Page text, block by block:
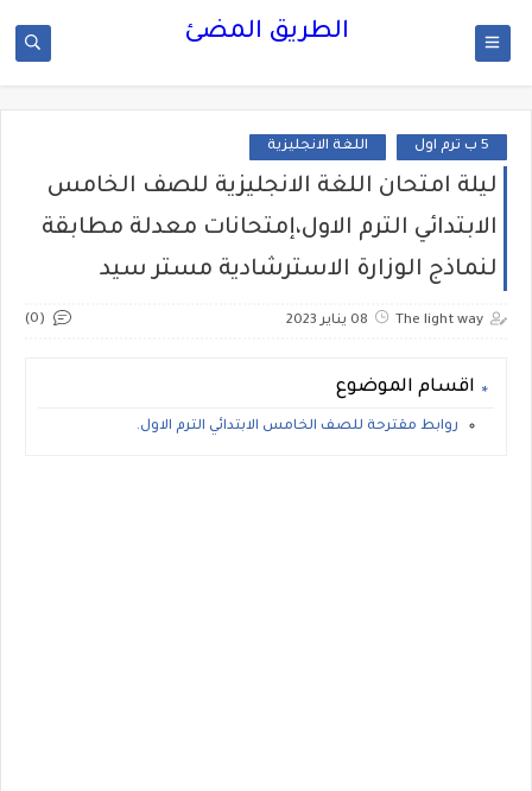
الطريق المضئ
5 ب ترم اول اللغة الانجليزية
ليلة امتحان اللغة الانجليزية للصف الخامس
الابتدائي الترم الاول،إمتحانات معدلة مطابقة
لنماذج الوزارة الاسترشادية مستر سيد
The light way 08 يناير 2023 (0)
اقسام الموضوع
روابط مقترحة للصف الخامس الابتدائي الترم الاول.